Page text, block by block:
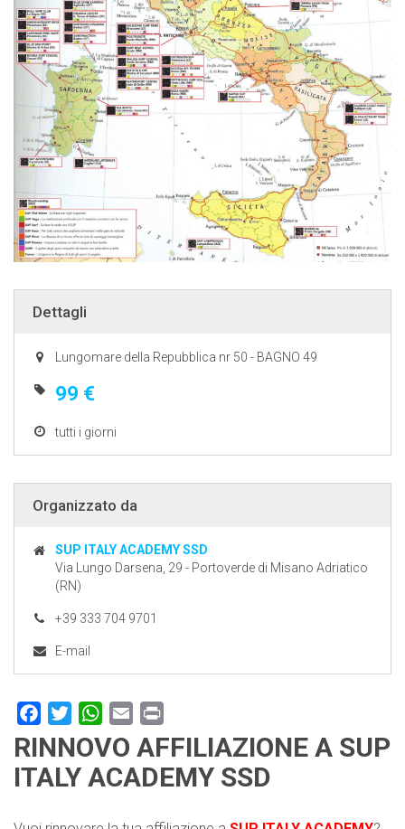
Dettagli
Lungomare della Repubblica nr 50 - BAGNO 49
99 €
tutti i giorni
Organizzato da
SUP ITALY ACADEMY SSD
Via Lungo Darsena, 29 - Portoverde di Misano Adriatico
(RN)
+39 333 704 9701
E-mail
FacebookTwitterWhatsApp
Email
RINNOVO AFFILIAZIONE A SUP
ITALY ACADEMY SSD